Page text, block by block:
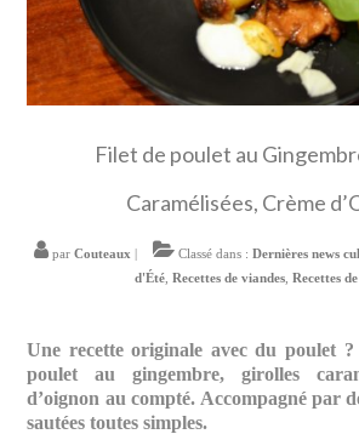
Filet de poulet au
Caramélisées, Crème
par Couteaux | Classé dans : Dernières news
d'Été, Recettes de viandes, Recettes
Une recette originale avec du poulet ?
poulet au gingembre, girolles
d’oignon au compté. Accompagné par
sautées toutes simples.